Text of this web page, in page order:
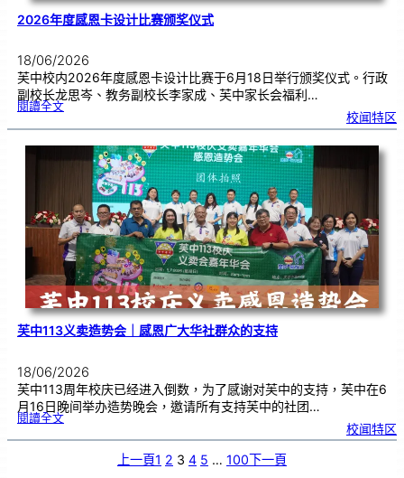
2026年度感恩卡设计比赛颁奖仪式
18/06/2026
芙中校内2026年度感恩卡设计比赛于6月18日举行颁奖仪式。行政
副校长龙思岑、教务副校长李家成、芙中家长会福利…
閱讀全文:2
6
度
感
卡
仪
式
校闻特区
芙中113义卖造势会｜感恩广大华社群众的支持
18/06/2026
芙中113周年校庆已经进入倒数，为了感谢对芙中的支持，芙中在6
月16日晚间举办造势晚会，邀请所有支持芙中的社团…
閱讀全文:芙
1
校闻特区
上一頁1 2 3 4 5 … 100下一頁